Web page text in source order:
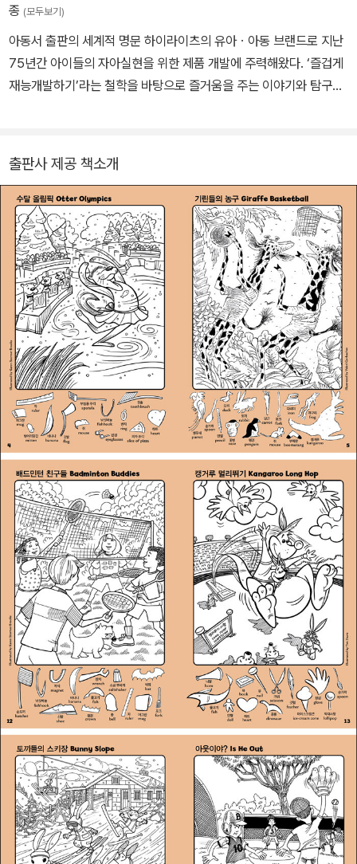
종 (모두보기)
아동서 출판의 세계적 명문 하이라이츠의 유아ㆍ아동 브랜드로 지난
75년간 아이들의 자아실현을 위한 제품 개발에 주력해왔다. ‘즐겁게
재능개발하기’라는 철학을 바탕으로 즐거움을 주는 이야기와 탐구심
ay 창의력 쑥쑥 숨은그림찾기: 5개의 깃털을 찾아라》아이의 생각이
쑥쑥 자라는 궁금해요, 겨울 All About Witer》아이의 생각이 쑥쑥
자라는 궁금해요, 봄 All About Spring》《Highlights super challe
nge splish splash-즐거운 물놀이》《Highlights super challengeI
n the Wild- 흥미진진 야생모험 》《 Highlights super challenge
Music Mania-신나는 음악나라》《Highlights 집중력 쑥쑥 숨은그림
찾기》1~4권《Highlights 인기주제별 숨은그림찾기 (공룡 (Dinosa
ur)》 Highlights 인기 주제별 숨은그림찾기 발견(Discovery) 농장
(Farm) , 우정(Friendship)》《Highlights 인기 주제별 특별보급판
우주((Space) 농장(Farm) 바다(Ocean) 스포츠(Sports)》 시크
릿(Secret) Jumbo(점보)등이 출간됐다.
출판사 제공 책소개